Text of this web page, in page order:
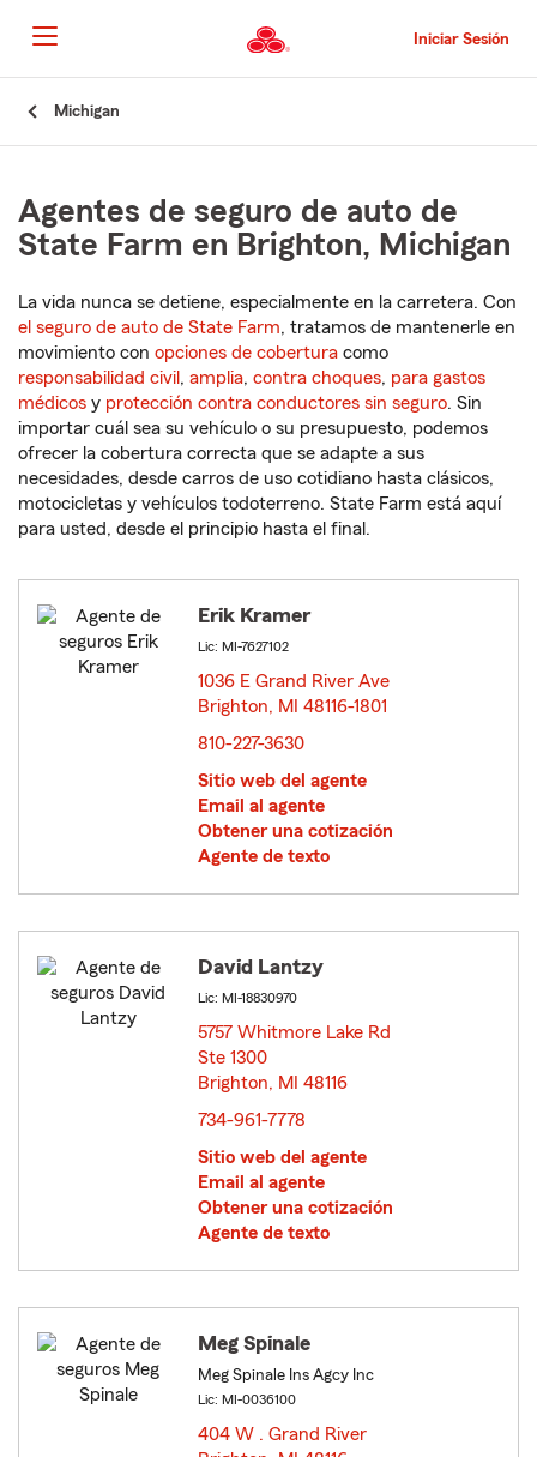
al
contenido
principal
Iniciar Sesión
Michigan
Agentes de seguro de auto de
State Farm en Brighton, Michigan
La vida nunca se detiene, especialmente en la carretera. Con
el seguro de auto de State Farm, tratamos de mantenerle en
movimiento con opciones de cobertura como
responsabilidad civil , amplia, contra choques, para gastos
médicos y protección contra conductores sin seguro. Sin
importar cuál sea su vehículo o su presupuesto, podemos
ofrecer la cobertura correcta que se adapte a sus
necesidades, desde carros de uso cotidiano hasta clásicos,
motocicletas y vehículos todoterreno. State Farm está aquí
para usted, desde el principio hasta el final.
Erik Kramer
Lic: MI-7627102
1036 E Grand River Ave
Brighton, MI 48116-1801
810-227-3630
Sitio web del agente
Email al agente
Obtener una cotización
Agente de texto
David Lantzy
Lic: MI-18830970
5757 Whitmore Lake Rd
Ste 1300
Brighton, MI 48116
734-961-7778
Sitio web del agente
Email al agente
Obtener una cotización
Agente de texto
Meg Spinale
Meg Spinale Ins Agcy Inc
Lic: MI-0036100
404 W . Grand River